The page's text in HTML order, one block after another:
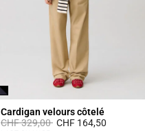
Cardigan velours côtelé
Prix réduit à partir de
CHF 329,00àCHF 164,50